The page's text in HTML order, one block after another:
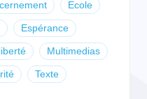
Ecole
Espérance
Multimedias
Texte